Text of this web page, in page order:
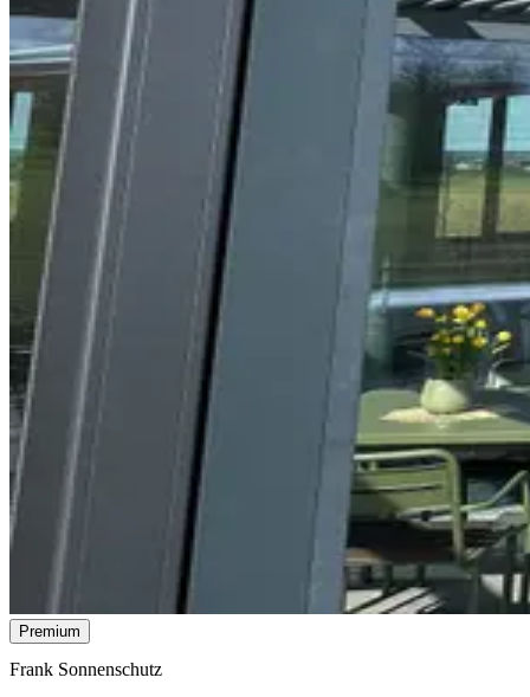
Premium
Frank Sonnenschutz